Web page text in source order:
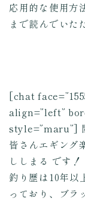
応用的な使用方
まで読んでいた
[chat
align=”left”
style=”maru”]
皆さんエギング
ししまる です！
釣り歴は10年以
っており、ブラ